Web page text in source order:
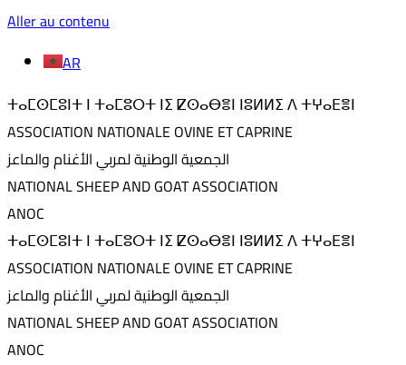
Aller au contenu
AR
ⵜⴰⵎⵙⵎⵓⵏⵜ ⵏ ⵜⴰⵎⵓⵔⵜ ⵏⵉ ⵇⵙⴰⴱⴻⵏ ⵏⵓⵍⵍⵉ ⴷ ⵜⵖⴰⴹⴻⵏ
ASSOCIATION NATIONALE OVINE ET CAPRINE
الجمعية الوطنية لمربي الأغنام والماعز
NATIONAL SHEEP AND GOAT ASSOCIATION
ANOC
ⵜⴰⵎⵙⵎⵓⵏⵜ ⵏ ⵜⴰⵎⵓⵔⵜ ⵏⵉ ⵇⵙⴰⴱⴻⵏ ⵏⵓⵍⵍⵉ ⴷ ⵜⵖⴰⴹⴻⵏ
ASSOCIATION NATIONALE OVINE ET CAPRINE
الجمعية الوطنية لمربي الأغنام والماعز
NATIONAL SHEEP AND GOAT ASSOCIATION
ANOC